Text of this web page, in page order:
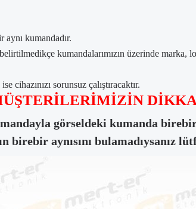
kumandadır.
kumandalarımızın üzerinde marka,
cihazınızı sorunsuz çalıştıracaktır.
görseldeki kumanda birebir
birebir aynısını bulamadıysanız